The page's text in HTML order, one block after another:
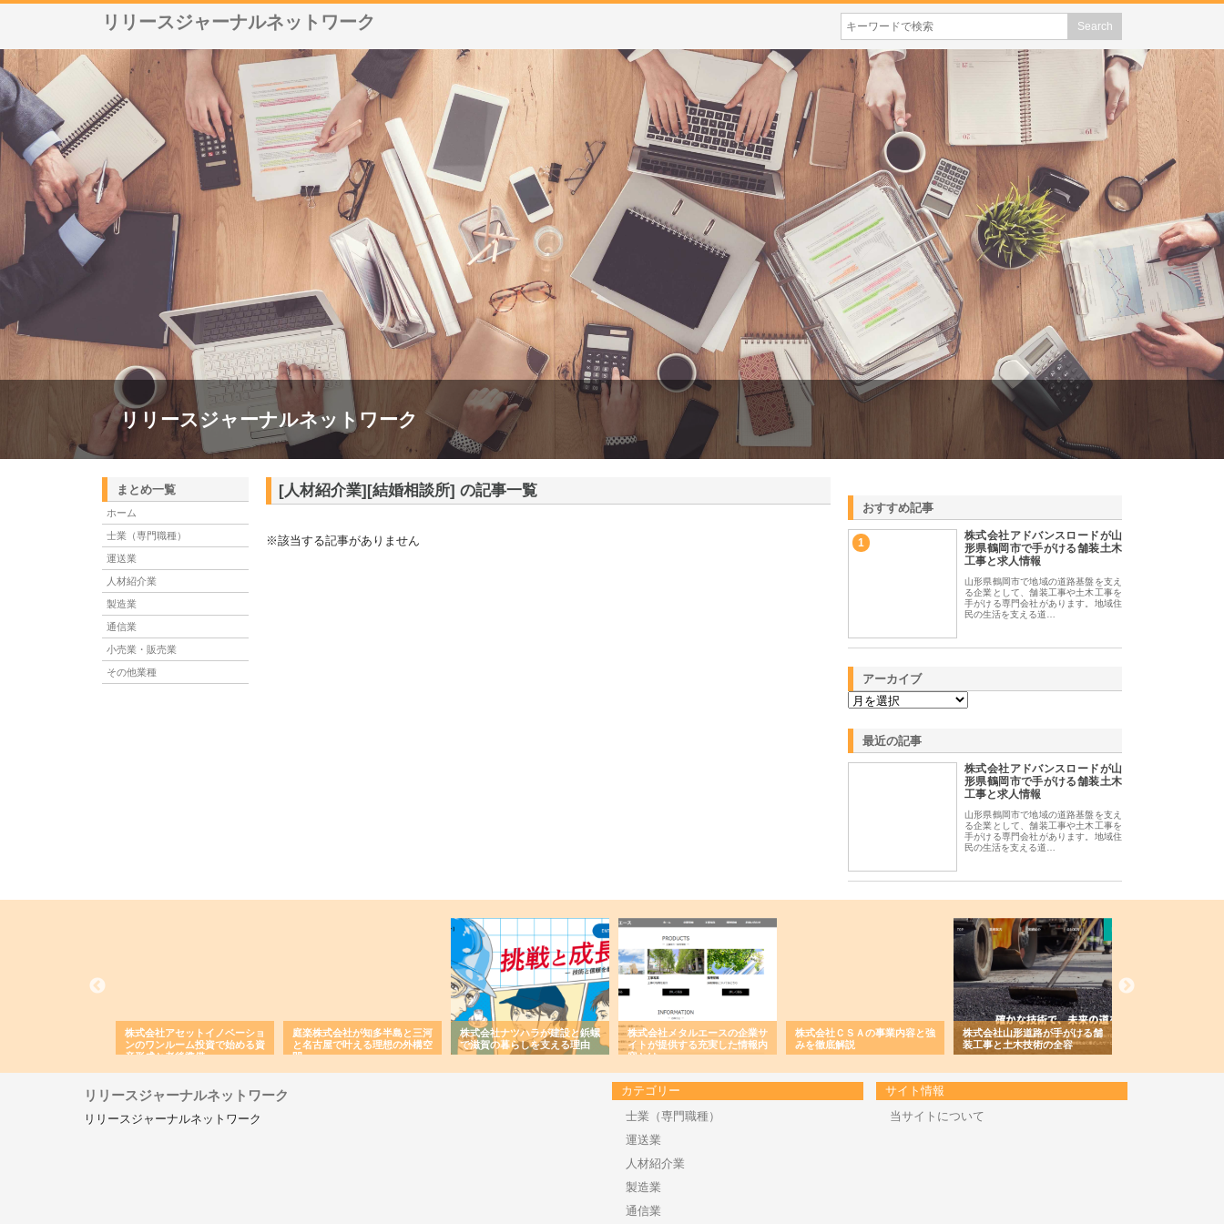
リリースジャーナルネットワーク
リリースジャーナルネットワーク
まとめ一覧
ホーム
士業（専門職種）
運送業
人材紹介業
製造業
通信業
小売業・販売業
その他業種
[人材紹介業][結婚相談所] の記事一覧
※該当する記事がありません
おすすめ記事
1
株式会社アドバンスロードが山
形県鶴岡市で手がける舗装土木
工事と求人情報
山形県鶴岡市で地域の道路基盤を支え
る企業として、舗装工事や土木工事を
手がける専門会社があります。地域住
民の生活を支える道…
アーカイブ
最近の記事
株式会社アドバンスロードが山
形県鶴岡市で手がける舗装土木
工事と求人情報
山形県鶴岡市で地域の道路基盤を支え
る企業として、舗装工事や土木工事を
手がける専門会社があります。地域住
民の生活を支える道…
株式会社アセットイノベーショ
ンのワンルーム投資で始める資
産形成と老後準備
庭楽株式会社が知多半島と三河
と名古屋で叶える理想の外構空
間
株式会社ナツハラが建設と鋲螺
で滋賀の暮らしを支える理由
株式会社メタルエースの企業サ
イトが提供する充実した情報内
容とは
株式会社ＣＳＡの事業内容と強
みを徹底解説
株式会社山形道路が手がける舗
装工事と土木技術の全容
リリースジャーナルネットワーク
リリースジャーナルネットワーク
カテゴリー
士業（専門職種）
運送業
人材紹介業
製造業
通信業
サイト情報
当サイトについて